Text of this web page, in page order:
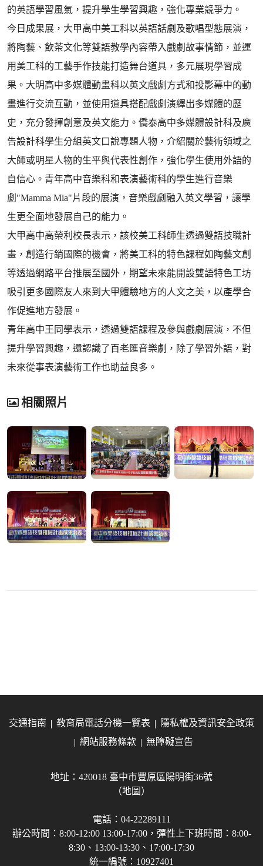
的英語學習風氣，提升學生學習興趣，強化專業競爭力。
今日成果展，大甲高中美工科以英語話劇及歌唱型態展演，
將陶藝、飲茶文化等雙語教學內容帶入戲劇故事情節，並運
用美工科的工藝手作技能打造舞台道具，多元展現學習成
果。大明高中多媒體動畫科以英文戲劇方式和投影幕中的動
畫進行交流互動，並使用道具搭配戲劇演繹出多媒體的歷
史，充分發揮創意及英文能力。僑泰高中多媒體設計科及廣
告設計科學生分組英文口說專題人物，介紹關於藝術領域之
大師或明星人物的生平與代表性創作，強化學生使用外語的
自信心。青年高中音樂科和表演藝術科的學生進行音樂
劇"Mamma Mia"片段的展演，音樂戲劇融入英文學習，讓學
生更全面地發展自己的能力。
大甲高中高榮利校長表示，該校美工科師生透過雙語技職計
畫，創造行銷國際的機會，將美工科的特色課程如陶藝文創
等透過網路平台推展至國外，期望未來能開設雙語特色工坊
吸引更多國際友人來到大甲體驗地方的人文之美，以產學合
作促進地方發展。
青年高中王同學表示，透過雙語課程及參與戲劇展演，不但
提升學習興趣，還認識了百老匯音樂劇，除了學習外語，對
未來從事表演藝術工作也助益良多。
相關照片
交通指南 教育局電話分機一覽表
隱私權及資訊安全政策
網站服務條款
無障礙宣告
地址：420018 臺中市豐原區陽明街36號
（地圖）
電話：04-22289111
辦公時間：8:00-12:00 13:00-17:00，彈性上下班時間：8:00-
8:30、13:00-13:30、17:00-17:30
統一編號：10927401